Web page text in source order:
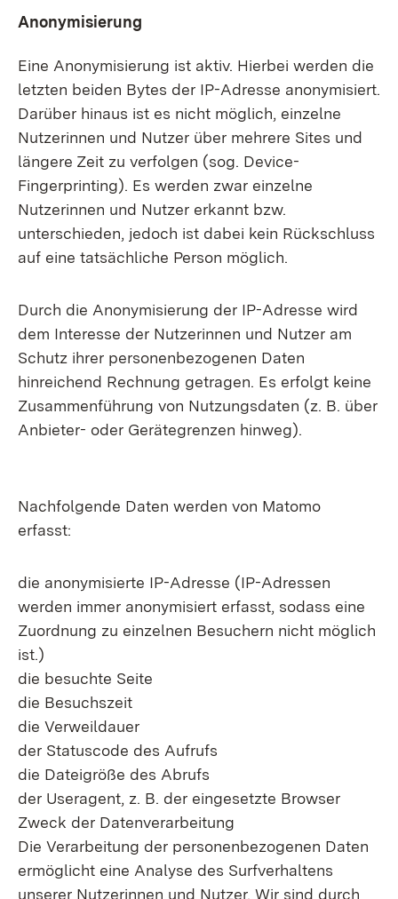
Anonymisierung
Eine Anonymisierung ist aktiv. Hierbei werden die
letzten beiden Bytes der IP-Adresse anonymisiert.
Darüber hinaus ist es nicht möglich, einzelne
Nutzerinnen und Nutzer über mehrere Sites und
längere Zeit zu verfolgen (sog. Device-
Fingerprinting). Es werden zwar einzelne
Nutzerinnen und Nutzer erkannt bzw.
unterschieden, jedoch ist dabei kein Rückschluss
auf eine tatsächliche Person möglich.
Durch die Anonymisierung der IP-Adresse wird
dem Interesse der Nutzerinnen und Nutzer am
Schutz ihrer personenbezogenen Daten
hinreichend Rechnung getragen. Es erfolgt keine
Zusammenführung von Nutzungsdaten (z. B. über
Anbieter- oder Gerätegrenzen hinweg).
Nachfolgende Daten werden von Matomo
erfasst:
die anonymisierte IP-Adresse (IP-Adressen
werden immer anonymisiert erfasst, sodass eine
Zuordnung zu einzelnen Besuchern nicht möglich
ist.)
die besuchte Seite
die Besuchszeit
die Verweildauer
der Statuscode des Aufrufs
die Dateigröße des Abrufs
der Useragent, z. B. der eingesetzte Browser
Zweck der Datenverarbeitung
Die Verarbeitung der personenbezogenen Daten
ermöglicht eine Analyse des Surfverhaltens
unserer Nutzerinnen und Nutzer. Wir sind durch